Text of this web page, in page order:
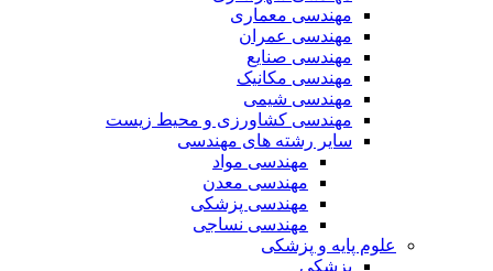
مهندسی معماری
مهندسی عمران
مهندسی صنایع
مهندسی مکانیک
مهندسی شیمی
مهندسی کشاورزی و محیط زیست
سایر رشته های مهندسی
مهندسی مواد
مهندسی معدن
مهندسی پزشکی
مهندسی نساجی
علوم پایه و پزشکی
پزشکی